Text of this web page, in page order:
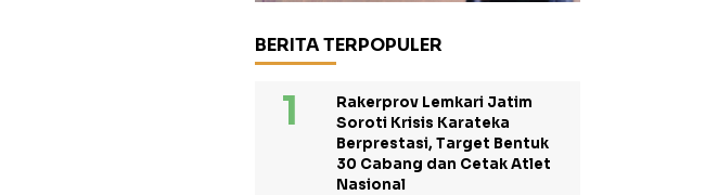
BERITA TERPOPULER
Rakerprov Lemkari Jatim
Soroti Krisis Karateka
Berprestasi, Target Bentuk
30 Cabang dan Cetak Atlet
Nasional